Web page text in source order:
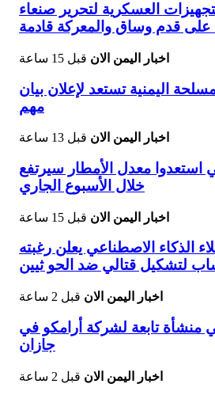
العسكرية لتحرير صنعاء
على قدم وساق والمعركة قادمة
اخبار اليمن الان قبل 15 ساعة
اليمنية تستعد لإعلان بيان
مهم
اخبار اليمن الان قبل 13 ساعة
استعدوا معدل الأمطار سيرتفع
خلال الأسبوع الجاري
اخبار اليمن الان قبل 15 ساعة
الذكاء الاصطناعي يعلن رغبته
لتشكيل قتالي ضد الحو ثيين
اخبار اليمن الان قبل 2 ساعة
منشأة تابعة لشركة أرامكو في
جازان
اخبار اليمن الان قبل 2 ساعة